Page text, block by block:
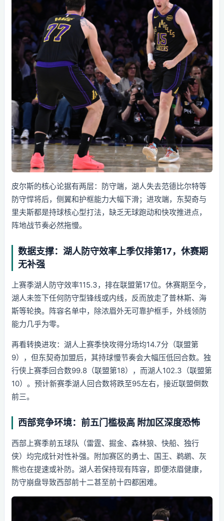
皮尔斯的核心论据有两层：防守端，湖人失去范德比尔特等
防守悍将后，侧翼和护框能力大幅下滑；进攻端，东契奇与
里夫斯都是持球核心型打法，缺乏无球跑动和快攻推进点，
阵地战节奏必然拖慢。
数据支撑：湖人防守效率上季仅排第17，休赛期
无补强
上赛季湖人防守效率115.3，排在联盟第17位。休赛期至今，
湖人未签下任何防守型锋线或内线，反而放走了普林斯、海
斯等轮换。阵容名单中，除浓眉外无可靠护框手，外线领防
能力几乎为零。
再看转换进攻：湖人上赛季快攻得分场均14.7分（联盟第
9），但东契奇加盟后，其持球慢节奏会大幅压低回合数。独
行侠上赛季回合数99.8（联盟第18），而湖人102.3（联盟第
10）。预计新赛季湖人回合数将跌至95左右，接近联盟倒数
前三。
西部竞争环境：前五门槛极高 附加区深度恐怖
西部上赛季前五球队（雷霆、掘金、森林狼、快船、独行
侠）均完成针对性补强。附加赛区的勇士、国王、鹈鹕、灰
熊也在提速或补防。湖人若保持现有阵容，即便浓眉健康，
防守崩盘导致西部前十二甚至前十四都困难。